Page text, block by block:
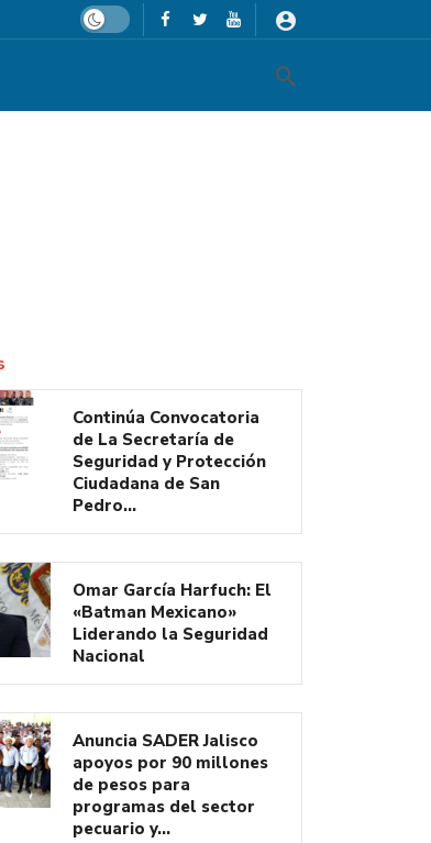
Dark mode
Real a Colima
Continúa Convocatoria
de La Secretaría de
Seguridad y Protección
Ciudadana de San
Pedro…
Omar García Harfuch: El
«Batman Mexicano»
Liderando la Seguridad
Nacional
Anuncia SADER Jalisco
apoyos por 90 millones
de pesos para
programas del sector
pecuario y…